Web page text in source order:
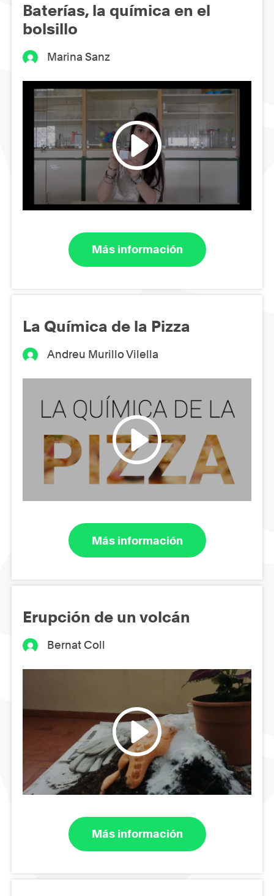
Baterías, la química en el
bolsillo
Marina Sanz
Más información
La Química de la Pizza
Andreu Murillo Vilella
Más información
Erupción de un volcán
Bernat Coll
Más información